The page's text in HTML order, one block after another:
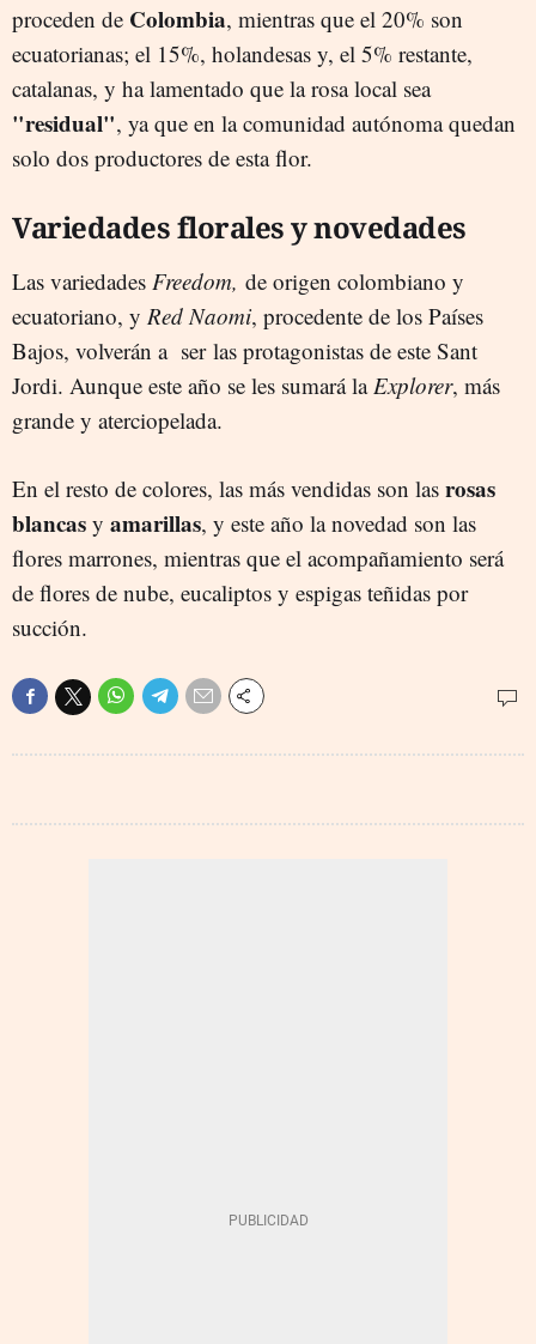
proceden de Colombia, mientras que el 20% son
ecuatorianas; el 15%, holandesas y, el 5% restante,
catalanas, y ha lamentado que la rosa local sea
"residual", ya que en la comunidad autónoma quedan
solo dos productores de esta flor.
Variedades florales y novedades
Las variedades Freedom, de origen colombiano y
ecuatoriano, y Red Naomi, procedente de los Países
Bajos, volverán a ser las protagonistas de este Sant
Jordi. Aunque este año se les sumará laExplorer, más
grande y aterciopelada.
En el resto de colores, las más vendidas son las rosas
blancas y amarillas, y este año la novedad son las
flores marrones, mientras que el acompañamiento será
de flores de nube, eucaliptos y espigas teñidas por
succión.